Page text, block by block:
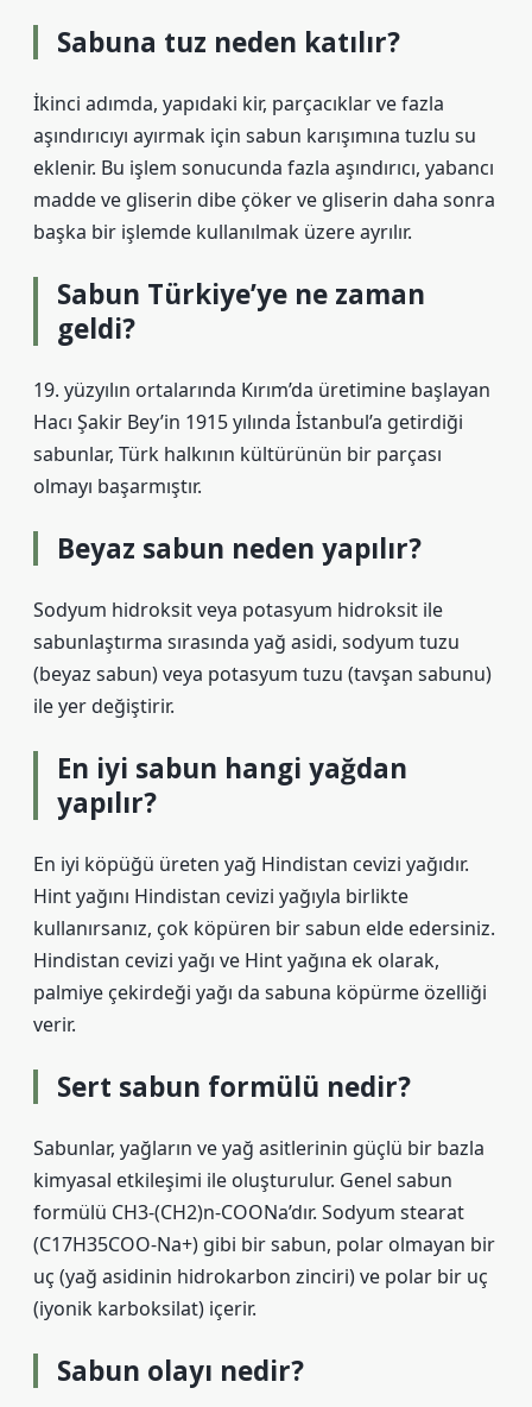
Sabuna tuz neden katılır?
İkinci adımda, yapıdaki kir, parçacıklar ve fazla
aşındırıcıyı ayırmak için sabun karışımına tuzlu su
eklenir. Bu işlem sonucunda fazla aşındırıcı, yabancı
madde ve gliserin dibe çöker ve gliserin daha sonra
başka bir işlemde kullanılmak üzere ayrılır.
Sabun Türkiye’ye ne zaman
geldi?
19. yüzyılın ortalarında Kırım’da üretimine başlayan
Hacı Şakir Bey’in 1915 yılında İstanbul’a getirdiği
sabunlar, Türk halkının kültürünün bir parçası
olmayı başarmıştır.
Beyaz sabun neden yapılır?
Sodyum hidroksit veya potasyum hidroksit ile
sabunlaştırma sırasında yağ asidi, sodyum tuzu
(beyaz sabun) veya potasyum tuzu (tavşan sabunu)
ile yer değiştirir.
En iyi sabun hangi yağdan
yapılır?
En iyi köpüğü üreten yağ Hindistan cevizi yağıdır.
Hint yağını Hindistan cevizi yağıyla birlikte
kullanırsanız, çok köpüren bir sabun elde edersiniz.
Hindistan cevizi yağı ve Hint yağına ek olarak,
palmiye çekirdeği yağı da sabuna köpürme özelliği
verir.
Sert sabun formülü nedir?
Sabunlar, yağların ve yağ asitlerinin güçlü bir bazla
kimyasal etkileşimi ile oluşturulur. Genel sabun
formülü CH3-(CH2)n-COONa’dır. Sodyum stearat
(C17H35COO-Na+) gibi bir sabun, polar olmayan bir
uç (yağ asidinin hidrokarbon zinciri) ve polar bir uç
(iyonik karboksilat) içerir.
Sabun olayı nedir?